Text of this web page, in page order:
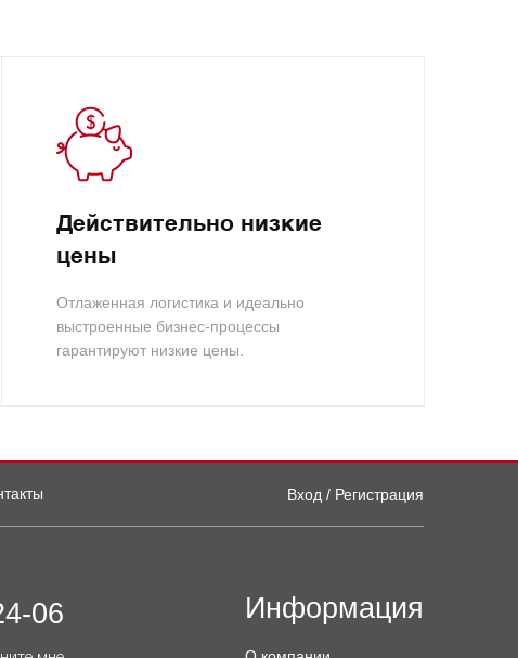
Действительно низкие
цены
Отлаженная логистика и идеально
выстроенные бизнес-процессы
гарантируют низкие цены.
Вход / Регистрация
06 Информация